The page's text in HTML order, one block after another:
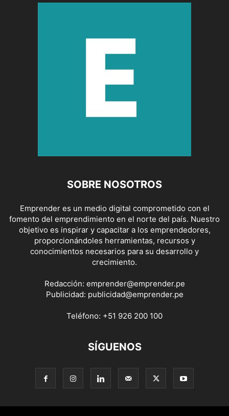
SOBRE NOSOTROS
Emprender es un medio digital comprometido con el
fomento del emprendimiento en el norte del país. Nuestro
objetivo es inspirar y capacitar a los emprendedores,
proporcionándoles herramientas, recursos y
conocimientos necesarios para su desarrollo y
crecimiento.
Redacción: emprender@emprender.pe
Publicidad: publicidad@emprender.pe
Teléfono: +51 926 200 100
SÍGUENOS